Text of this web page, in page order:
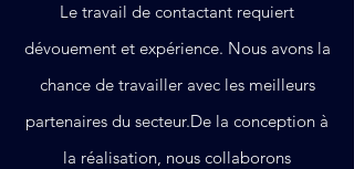
Le travail de contactant requiert
dévouement et expérience. Nous avons la
chance de travailler avec les meilleurs
partenaires du secteur.De la conception à
la réalisation, nous collaborons